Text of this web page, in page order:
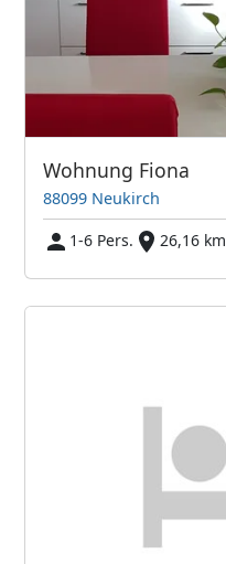
Wohnung Fiona
88099 Neukirch
1-6 Pers.
26,16 km